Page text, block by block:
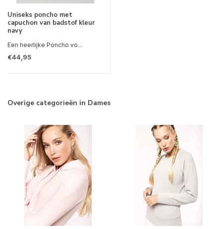
Uniseks poncho met
capuchon van badstof kleur
navy
Een heerlijke Poncho vo...
€44,95
Overige categorieën in Dames